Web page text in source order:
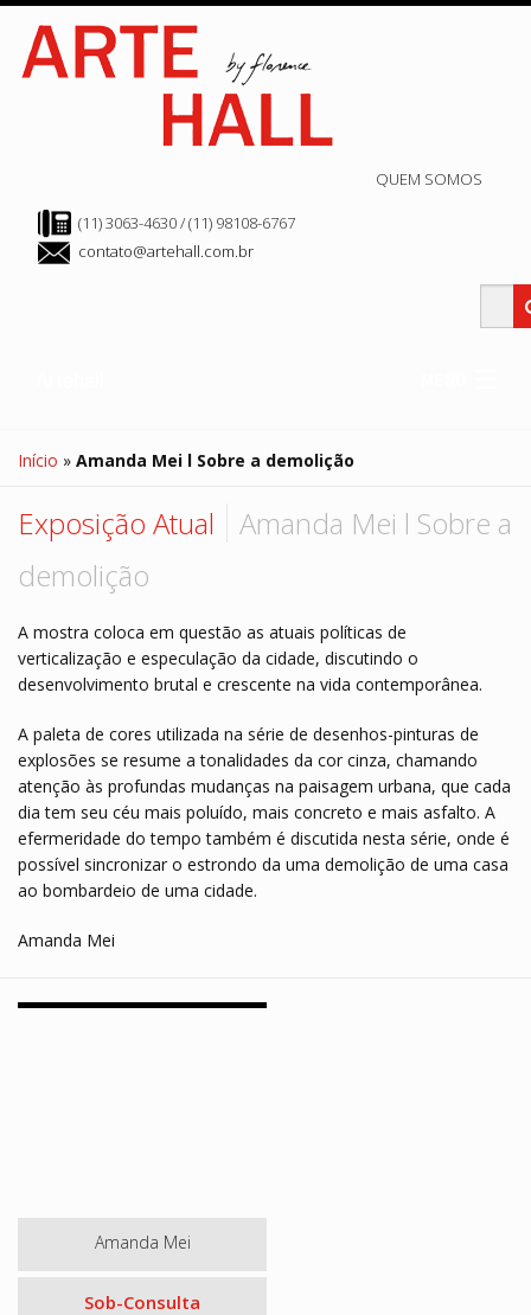
QUEM SOMOS
(11) 3063-4630 / (11) 98108-6767
contato@artehall.com.br
Edição Anteriores
Hall de Exposição
Hall de Encontros
Contato
Início » Amanda Mei l Sobre a demolição
Exposição Atual
Amanda Mei l Sobre a
demoliçãoVISITE ARTE STORE
A mostra coloca em questão as atuais políticas de
verticalização e especulação da cidade, discutindo o
desenvolvimento brutal e crescente na vida contemporânea.
A paleta de cores utilizada na série de desenhos-pinturas de
explosões se resume a tonalidades da cor cinza, chamando
atenção às profundas mudanças na paisagem urbana, que cada
dia tem seu céu mais poluído, mais concreto e mais asfalto. A
efermeridade do tempo também é discutida nesta série, onde é
possível sincronizar o estrondo da uma demolição de uma casa
ao bombardeio de uma cidade.
Amanda Mei
Amanda Mei
Sob-Consulta